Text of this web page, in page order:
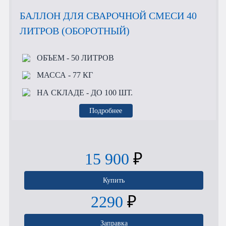
БАЛЛОН ДЛЯ СВАРОЧНОЙ СМЕСИ 40
ЛИТРОВ (ОБОРОТНЫЙ)
ОБЪЕМ- 50 ЛИТРОВ
МАССА - 77 КГ
НА СКЛАДЕ - ДО 100 ШТ.
Подробнее
15 900 ₽
Купить
2290 ₽
Заправка